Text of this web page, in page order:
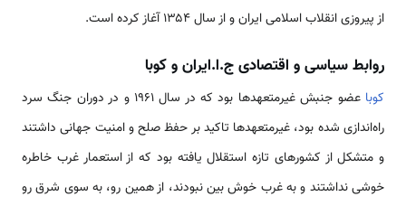
از پیروزی انقلاب اسلامی ایران و از سال ۱۳۵۴ آغاز کرده است.
روابط سياسى و اقتصادى ج.ا.ايران و كوبا
کوبا
عضو جنبش غیرمتعهدها بود که در سال ۱۹۶۱ و در دوران جنگ سرد
راه‌اندازی شده بود، غیرمتعهدها تاکید بر حفظ صلح و امنیت جهانی داشتند
و متشکل از کشورهای تازه استقلال یافته بود که از استعمار غرب خاطره
خوشی نداشتند و به غرب خوش بین نبودند، از همین رو، به سوی شرق رو